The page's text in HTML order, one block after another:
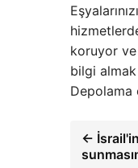
koruyor
bilgi
Depolama
← İsrail'in